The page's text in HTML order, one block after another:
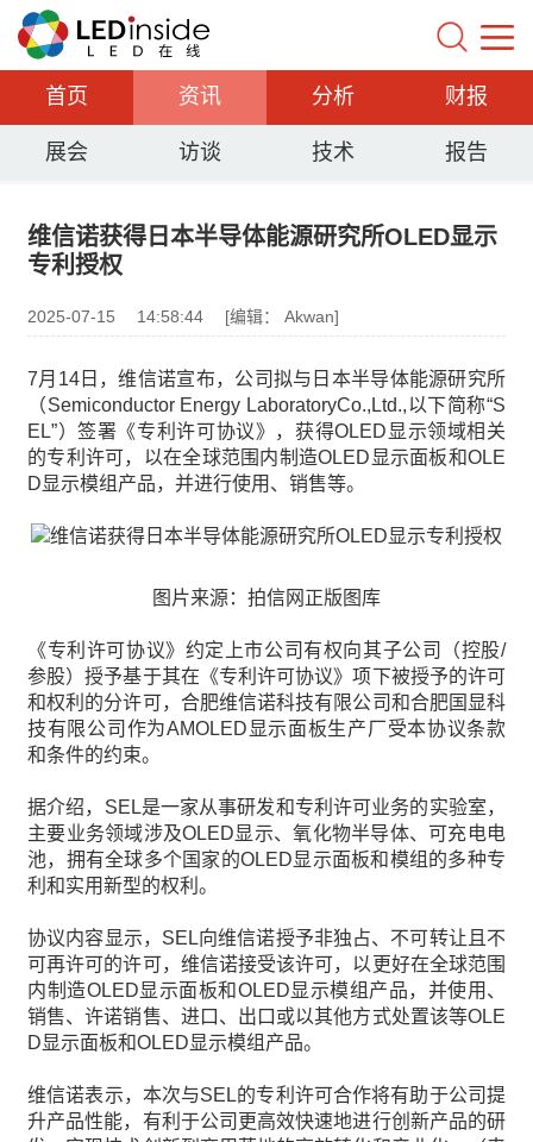
首页 资讯 分析 财报
展会 访谈 技术 报告
维信诺获得日本半导体能源研究所OLED显示
专利授权
2025-07-15 14:58:44 [编辑： Akwan]
7月14日，维信诺宣布，公司拟与日本半导体能源研究所
（Semiconductor Energy LaboratoryCo.,Ltd.,以下简称“S
EL”）签署《专利许可协议》，获得OLED显示领域相关
的专利许可，以在全球范围内制造OLED显示面板和OLE
D显示模组产品，并进行使用、销售等。
图片来源：拍信网正版图库
《专利许可协议》约定上市公司有权向其子公司（控股/
参股）授予基于其在《专利许可协议》项下被授予的许可
和权利的分许可，合肥维信诺科技有限公司和合肥国显科
技有限公司作为AMOLED显示面板生产厂受本协议条款
和条件的约束。
据介绍，SEL是一家从事研发和专利许可业务的实验室，
主要业务领域涉及OLED显示、氧化物半导体、可充电电
池，拥有全球多个国家的OLED显示面板和模组的多种专
利和实用新型的权利。
协议内容显示，SEL向维信诺授予非独占、不可转让且不
可再许可的许可，维信诺接受该许可，以更好在全球范围
内制造OLED显示面板和OLED显示模组产品，并使用、
销售、许诺销售、进口、出口或以其他方式处置该等OLE
D显示面板和OLED显示模组产品。
维信诺表示，本次与SEL的专利许可合作将有助于公司提
升产品性能，有利于公司更高效快速地进行创新产品的研